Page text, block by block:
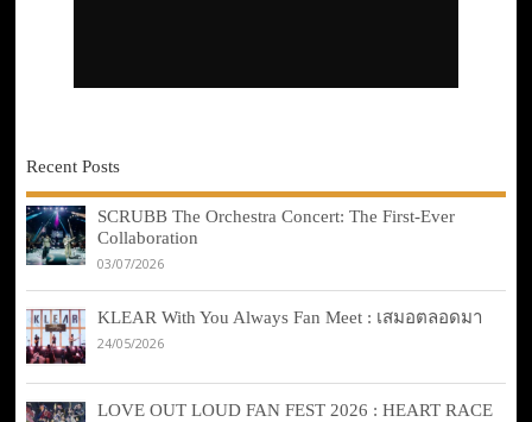
Recent Posts
SCRUBB The Orchestra Concert: The First-Ever
Collaboration
03/07/2026
KLEAR With You Always Fan Meet : เสมอตลอดมา
24/05/2026
LOVE OUT LOUD FAN FEST 2026 : HEART RACE